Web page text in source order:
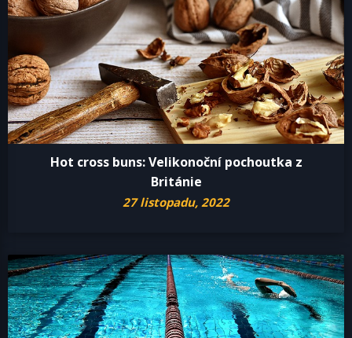
Hot cross buns: Velikonoční pochoutka z
Británie
27 listopadu, 2022